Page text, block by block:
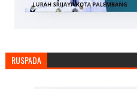
RUSPADA